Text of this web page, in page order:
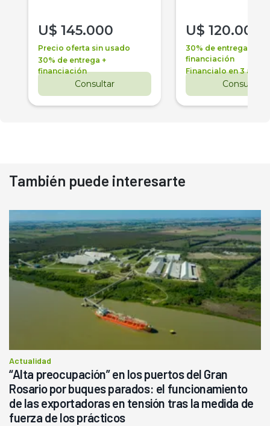
U$ 145.000
Precio oferta sin usado
30% de entrega +
financiación
Consultar
U$ 120.000
30% de entrega +
financiación
Financialo en 3 años
Consultar
También puede interesarte
Actualidad
“Alta preocupación” en los puertos del Gran
Rosario por buques parados: el funcionamiento
de las exportadoras en tensión tras la medida de
fuerza de los prácticos